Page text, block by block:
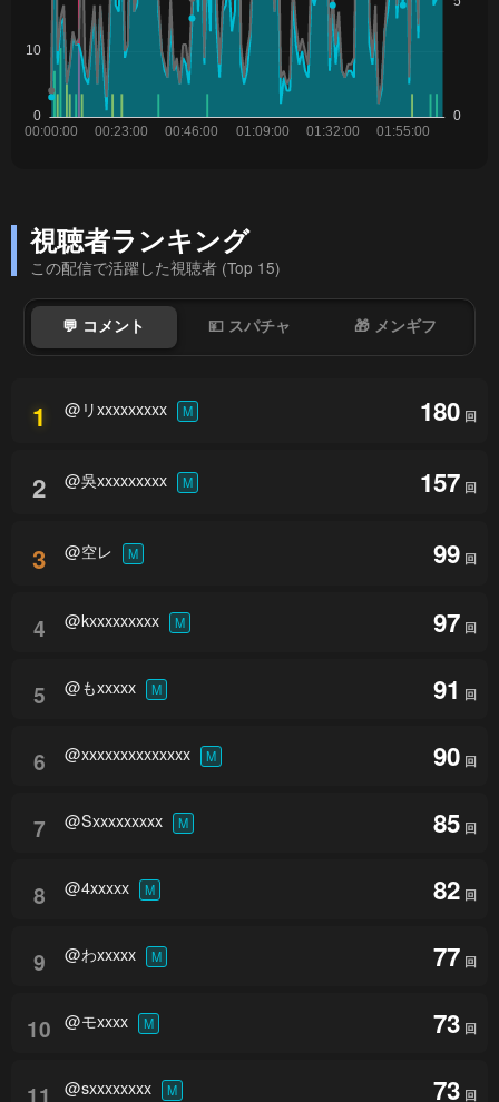
視聴者ランキング
この配信で活躍した視聴者 (Top 15)
💬 コメント 💴 スパチャ 🎁 メンギフ
1 @リxxxxxxxxx M 180 回
2 @吳xxxxxxxxx M 157 回
3 @空レ M 99 回
4 @kxxxxxxxxx M 97 回
5 @もxxxxx M 91 回
6 @xxxxxxxxxxxxxx M 90 回
7 @Sxxxxxxxxx M 85 回
8 @4xxxxx M 82 回
9 @わxxxxx M 77 回
10 @モxxxx M 73 回
11 @sxxxxxxxx M 73 回